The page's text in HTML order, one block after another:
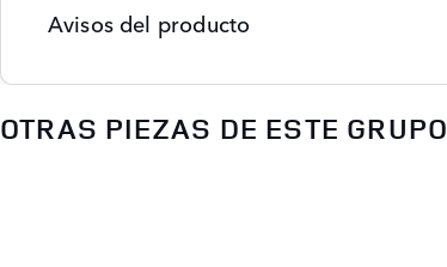
Avisos del producto
OTRAS PIEZAS DE ESTE GRUPO